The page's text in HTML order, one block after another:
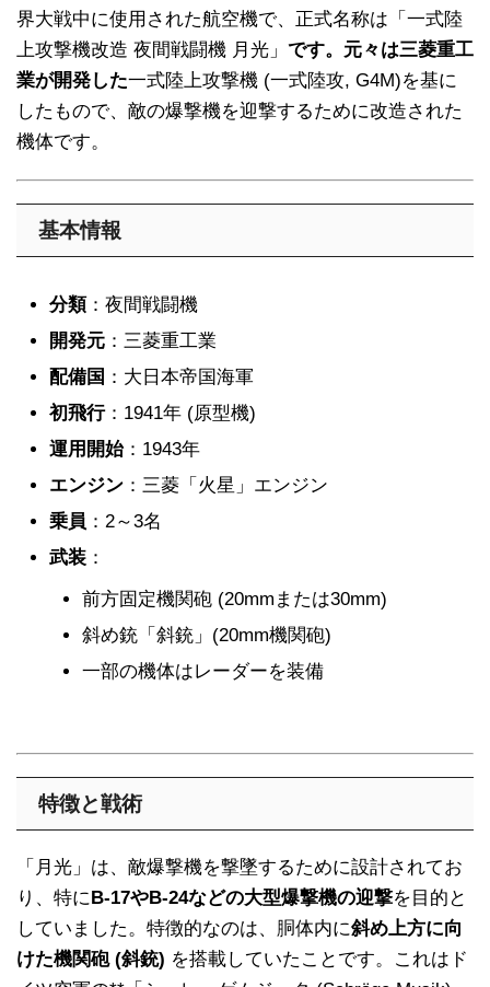
界大戦中に使用された航空機で、正式名称は「一式陸
上攻撃機改造 夜間戦闘機 月光」 です。元々は三菱重工
業が開発した一式陸上攻撃機 (一式陸攻, G4M)を基に
したもので、敵の爆撃機を迎撃するために改造された
機体です。
基本情報
分類：夜間戦闘機
開発元 ：三菱重工業
配備国 ：大日本帝国海軍
初飛行：1941年 (原型機)
運用開始：1943年
エンジン ：三菱「火星」エンジン
乗員 ：2～3名
武装 ：
前方固定機関砲 (20mmまたは30mm)
斜め銃「斜銃」(20mm機関砲)
一部の機体はレーダーを装備
特徴と戦術
「月光」は、敵爆撃機を撃墜するために設計されてお
り、特にB-17やB-24などの大型爆撃機の迎撃を目的と
していました。特徴的なのは、胴体内に斜め上方に向
けた機関砲 (斜銃) を搭載していたことです。これはド